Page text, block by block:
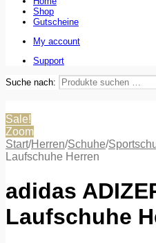
Shop
Gutscheine
My account
Support
Suche nach:
Sale!
Zoom
Start/Herren/Schuhe/
Laufschuhe Herren
adidas
Laufschuhe